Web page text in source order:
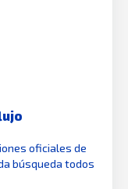
oficiales de
búsqueda todos